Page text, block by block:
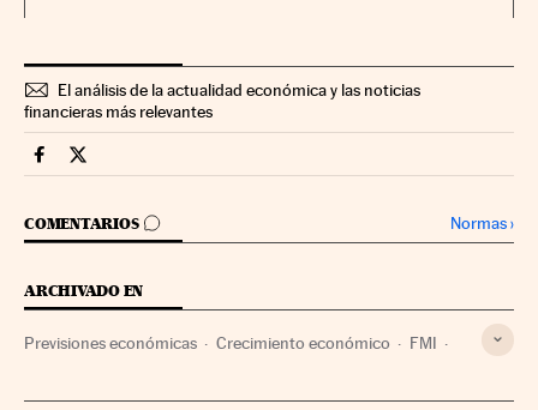
El análisis de la actualidad económica y las noticias
financieras más relevantes
Economia Cinco Días en Facebook
Economia Cinco Días en Twitter
COMENTARIOS
IR A LOS COMENTARIOS Normas›
ARCHIVADO EN
Previsiones económicas Crecimiento económico FMI